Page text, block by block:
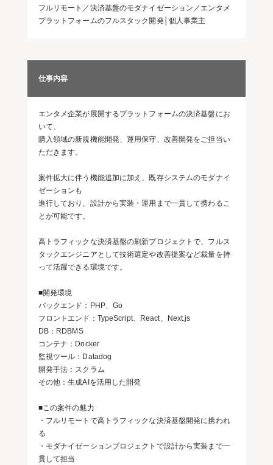
フルリモート／決済基盤のモダナイゼーション／エンタメ
プラットフォームのフルスタック開発│個人事業主
仕事内容
エンタメ企業が展開するプラットフォームの決済基盤にお
いて、
購入領域の新規機能開発、運用保守、改善開発をご担当い
ただきます。
案件拡大に伴う機能追加に加え、既存システムのモダナイ
ゼーションも
進行しており、設計から実装・運用まで一貫して携わるこ
とが可能です。
高トラフィックな決済基盤の刷新プロジェクトで、フルス
タックエンジニアとして技術選定や改善提案など裁量を持
って活躍できる環境です。
■開発環境
バックエンド：PHP、Go
フロントエンド：TypeScript、React、Next.js
DB：RDBMS
コンテナ：Docker
監視ツール：Datadog
開発手法：スクラム
その他：生成AIを活用した開発
■この案件の魅力
・フルリモートで高トラフィックな決済基盤開発に携われ
る
・モダナイゼーションプロジェクトで設計から実装まで一
貫して担当